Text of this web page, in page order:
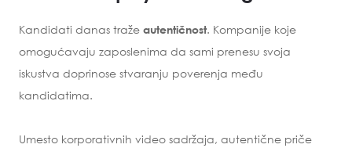
Kandidati danas traže autentičnost. Kompanije koje
omogućavaju zaposlenima da sami prenesu svoja
iskustva doprinose stvaranju poverenja među
kandidatima.
Umesto korporativnih video sadržaja, autentične priče